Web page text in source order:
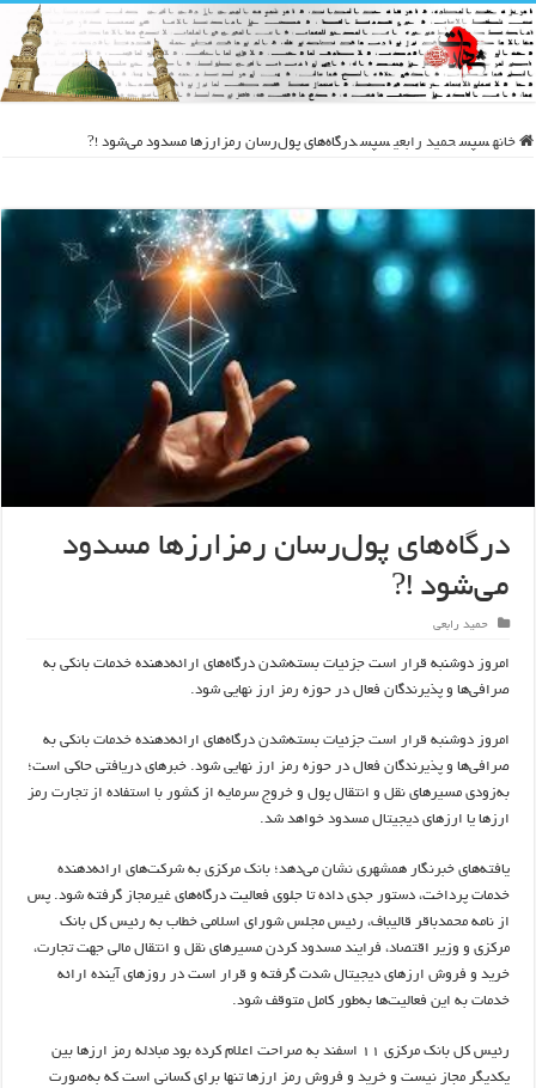
خانه سپس حمید رابعی سپس درگاه‌های پول‌رسان رمزارز‌ها مسدود می‌شود !?
درگاه‌های پول‌رسان رمزارز‌ها مسدود
می‌شود !?
حمید رابعی
امروز دوشنبه قرار است جزئیات بسته‌شدن درگاه‌های ارائه‌دهنده خدمات بانکی به
صرافی‌ها و پذیرندگان فعال در حوزه رمز ارز نهایی شود.
امروز دوشنبه قرار است جزئیات بسته‌شدن درگاه‌های ارائه‌دهنده خدمات بانکی به
صرافی‌ها و پذیرندگان فعال در حوزه رمز ارز نهایی شود. خبر‌های دریافتی حاکی است؛
به‌زودی مسیر‌های نقل و انتقال پول و خروج سرمایه از کشور با استفاده از تجارت رمز
ارز‌ها یا ارز‌های دیجیتال مسدود خواهد شد.
یافته‌های خبرنگار همشهری نشان می‌دهد؛ بانک مرکزی به شرکت‌های ارائه‌دهنده
خدمات پرداخت، دستور جدی داده تا جلوی فعالیت درگاه‌های غیرمجاز گرفته شود. پس
از نامه محمدباقر قالیباف، رئیس مجلس شورای اسلامی خطاب به رئیس کل بانک
مرکزی و وزیر اقتصاد، فرایند مسدود کردن مسیر‌های نقل و انتقال مالی جهت تجارت،
خرید و فروش ارز‌های دیجیتال شدت گرفته و قرار است در روز‌های آینده ارائه
خدمات به این فعالیت‌ها به‌طور کامل متوقف شود.
رئیس کل بانک مرکزی ۱۱ اسفند به صراحت اعلام کرده بود مبادله رمز ارز‌ها بین
یکدیگر مجاز نیست و خرید و فروش رمز ارز‌ها تنها برای کسانی است که به‌صورت